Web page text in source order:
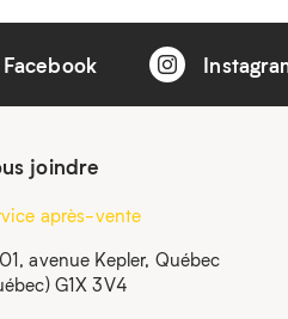
Facebook
joindre
après-vente
avenue Kepler, Québec
G1X 3V4